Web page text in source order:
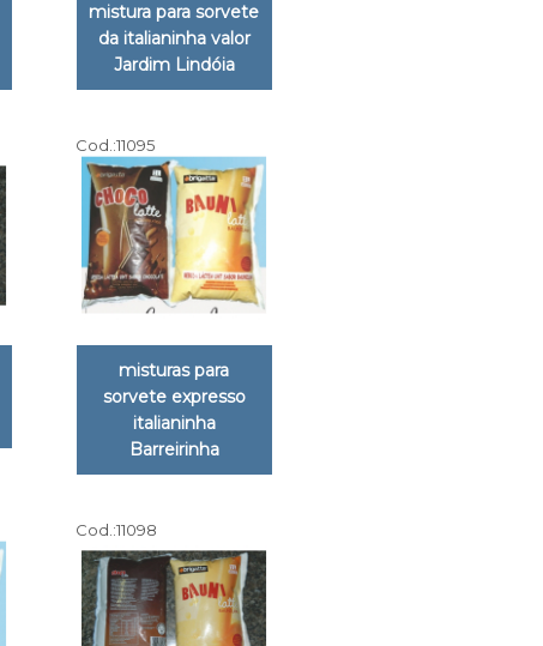
mistura para sorvete
da italianinha valor
Jardim Lindóia
Cod.:11095
misturas para
sorvete expresso
italianinha
Barreirinha
Cod.:11098